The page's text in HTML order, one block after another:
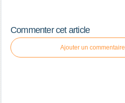
Commenter cet article
Ajouter un commentaire